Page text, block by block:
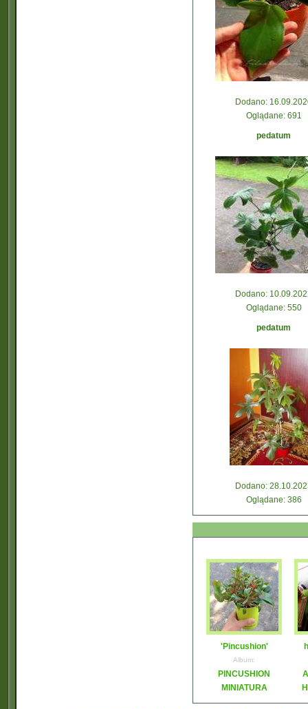
Dodano:
Oglądane: 691
pedatum
Dodano:
Oglądane: 550
pedatum
Dodano:
Oglądane: 386
'Pincushion'
Album:
PINCUSHION
MINIATURA